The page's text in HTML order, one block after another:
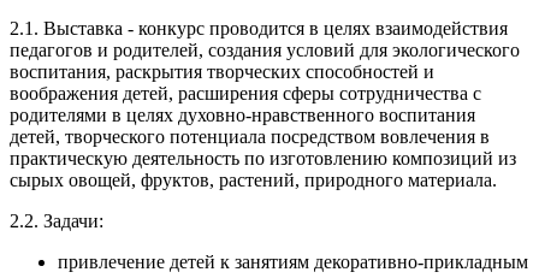
2.1. Выставка - конкурс проводится в целях взаимодействия
педагогов и родителей, создания условий для экологического
воспитания, раскрытия творческих способностей и
воображения детей, расширения сферы сотрудничества с
родителями в целях духовно-нравственного воспитания
детей, творческого потенциала посредством вовлечения в
практическую деятельность по изготовлению композиций из
сырых овощей, фруктов, растений, природного материала.
2.2. Задачи:
привлечение детей к занятиям декоративно-прикладным